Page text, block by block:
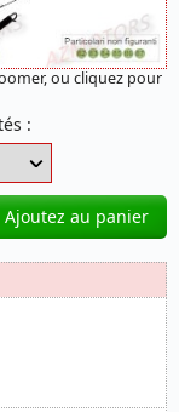
ou cliquez pour
:
Ajoutez au panier